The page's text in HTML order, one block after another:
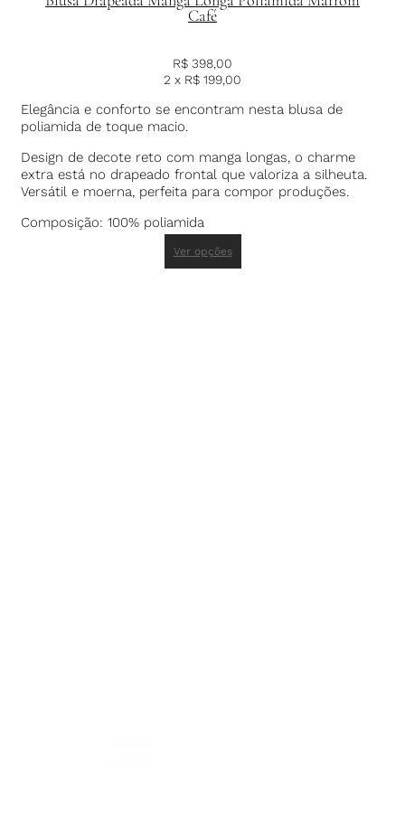
Café
R$ 398,00
2 x R$ 199,00
Elegância e conforto se encontram nesta blusa de
poliamida de toque macio.
Design de decote reto com manga longas, o charme
extra está no drapeado frontal que valoriza a silheuta.
Versátil e moerna, perfeita para compor produções.
Composição: 100% poliamida
Ver opções